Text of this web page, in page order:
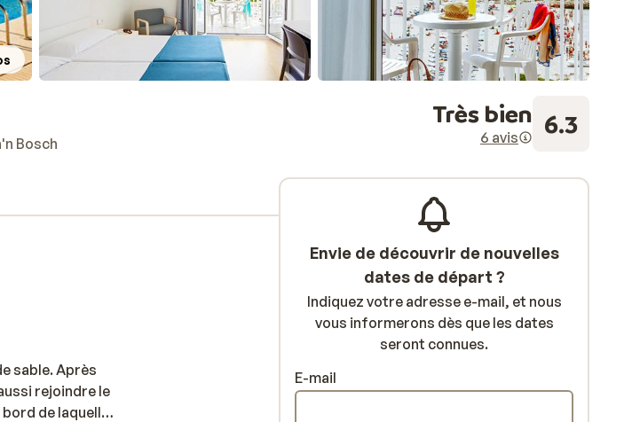
Bosch
Très bien
6 avis 6.3
sable. Après
rejoindre le
de laquelle
Envie de découvrir de nouvelles
dates de départ ?
Indiquez votre adresse e-mail, et nous
vous informerons dès que les dates
seront connues.
E-mail